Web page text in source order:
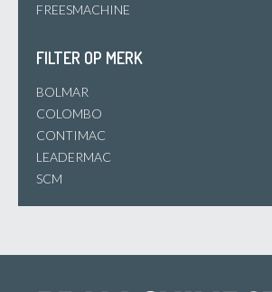
FREESMACHINE
FILTER OP MERK
BOLMAR
COLOMBO
CONTIMAC
LEADERMAC
SCM